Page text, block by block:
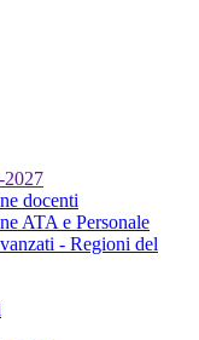
2027
docenti
ATA e Personale
- Regioni del